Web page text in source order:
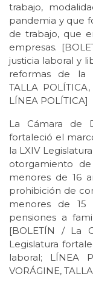
trabajo,
pandemia y que
de trabajo, que
empresas.
justicia laboral y
reformas de la
TALLA
LÍNEA POLÍTICA]
La Cámara de
fortaleció el
la LXIV
otorgamiento
menores de 16
prohibición de
menores de
pensiones a
[BOLETÍN / La
Legislatura
laboral; LÍNEA
VORÁGINE,